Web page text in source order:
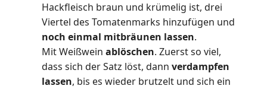
Hackfleisch braun und krümelig ist, drei
Viertel des Tomatenmarks hinzufügen und
noch einmal mitbräunen lassen.
Mit Weißwein ablöschen. Zuerst so viel,
dass sich der Satz löst, dann verdampfen
lassen, bis es wieder brutzelt und sich ein